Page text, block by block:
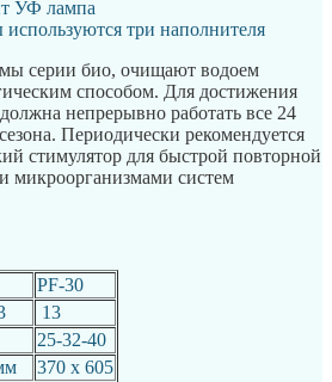
УФ лампа
три наполнителя
серии био, очищают водоем
способом. Для достижения
непрерывно работать все 24
Периодически рекомендуется
стимулятор для быстрой повторной
микроорганизмами систем
PF-30
13
25-32-40
370 х 605